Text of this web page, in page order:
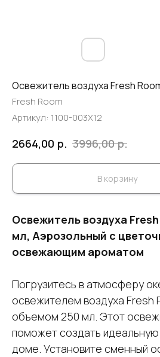
Освежитель воздуха Fresh
Fresh Room
Артикул: 1100-003X12
2664,00 р. 3996,00 р.
В корзину
Освежитель воздуха
мл, Аэрозольный с
освежающим ароматом
Погрузитесь в атмосферу
освежителем воздуха Fresh
объемом 250 мл. Этот
поможет создать
доме. Установите сменный